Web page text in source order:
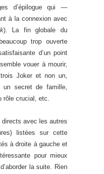
d’épilogue qui —
à la connexion avec
). La fin globale du
trop ouverte
d’un point
vouer à mourir,
Joker et non un,
secret de famille,
rôle crucial, etc.
avec les autres
listées sur cette
à droite à gauche et
pour mieux
la suite. Rien